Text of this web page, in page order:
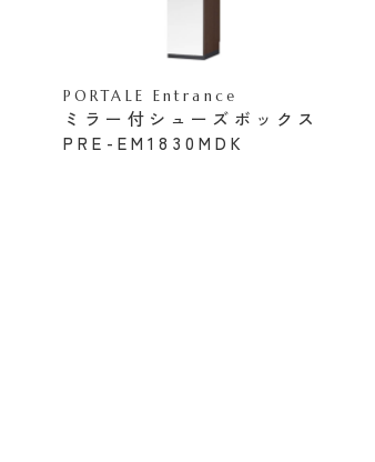
PORTALE Entrance
ミラー付シューズボックス
PRE-EM1830MDK